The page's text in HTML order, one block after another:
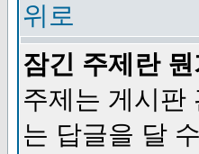
위로
잠긴 주제란
주제는 게시판
는 답글을 달